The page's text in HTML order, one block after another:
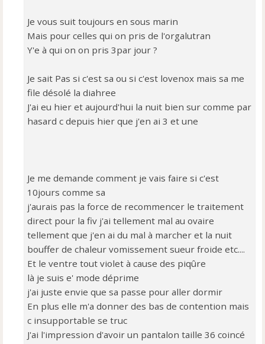
Je vous suit toujours en sous marin
Mais pour celles qui on pris de l'orgalutran
Y'e à qui on on pris 3par jour ?
Je sait Pas si c'est sa ou si c'est lovenox mais sa me
file désolé la diahree
J'ai eu hier et aujourd'hui la nuit bien sur comme par
hasard c depuis hier que j'en ai 3 et une
Je me demande comment je vais faire si c'est
10jours comme sa
j'aurais pas la force de recommencer le traitement
direct pour la fiv j'ai tellement mal au ovaire
tellement que j'en ai du mal à marcher et la nuit
bouffer de chaleur vomissement sueur froide etc....
Et le ventre tout violet à cause des piqûre
là je suis e' mode déprime
j'ai juste envie que sa passe pour aller dormir
En plus elle m'a donner des bas de contention mais
c insupportable se truc
J'ai l'impression d'avoir un pantalon taille 36 coincé